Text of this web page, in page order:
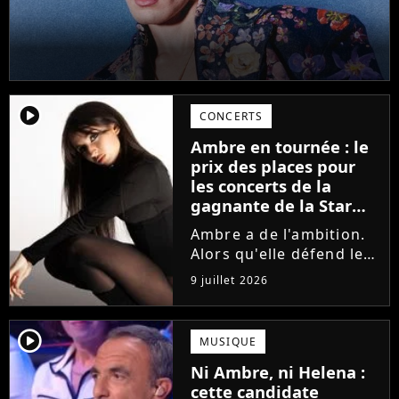
player2 CONCERTS
Ambre en tournée : le
prix des places pour
les concerts de la
gagnante de la Star
Academy !
Ambre a de l'ambition.
Alors qu'elle défend le
single J'me demande et
qu'elle prépare son
premier album, la
gagnante de la dernière
saison de la Star
Academy annonce les
dates de sa...
9 juillet 2026
player2 MUSIQUE
Ni Ambre, ni Helena :
cette candidate